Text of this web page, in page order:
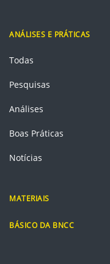
ANÁLISES E PRÁTICAS
Todas
Pesquisas
Análises
Boas Práticas
Notícias
MATERIAIS
BÁSICO DA BNCC